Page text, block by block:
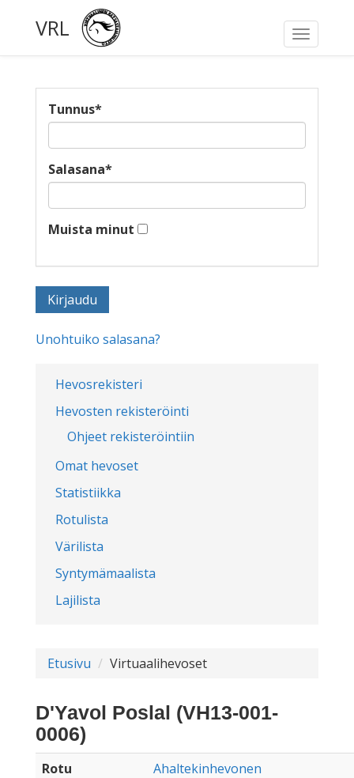
Toggle
VRL
Hevosrekisteri
Hevosten rekisteröinti
Ohjeet rekisteröintiin
Omat hevoset
Statistiikka
Rotulista
Värilista
Syntymämaalista
Lajilista
Tunnus*
Salasana*
Muista minut
Unohtuiko salasana?
Etusivu Virtuaalihevoset
D'Yavol Poslal (VH13-001-
0006)
Rotu
Ahaltekinhevonen